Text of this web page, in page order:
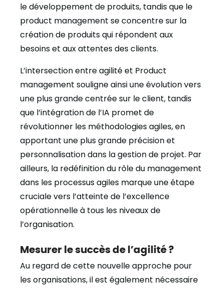
le développement de produits, tandis que le
product management se concentre sur la
création de produits qui répondent aux
besoins et aux attentes des clients.
L’intersection entre agilité et Product
management souligne ainsi une évolution vers
une plus grande centrée sur le client, tandis
que l’intégration de l’IA promet de
révolutionner les méthodologies agiles, en
apportant une plus grande précision et
personnalisation dans la gestion de projet. Par
ailleurs, la redéfinition du rôle du management
dans les processus agiles marque une étape
cruciale vers l’atteinte de l’excellence
opérationnelle à tous les niveaux de
l’organisation.
Mesurer le succès de l’agilité ?
Au regard de cette nouvelle approche pour
les organisations, il est également nécessaire